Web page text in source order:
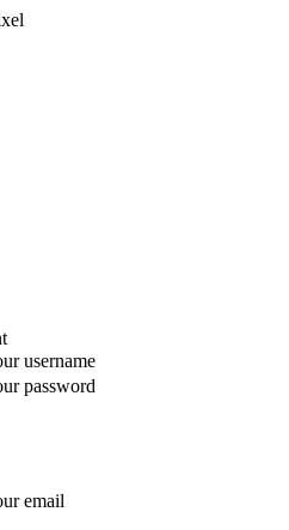
username
password
email